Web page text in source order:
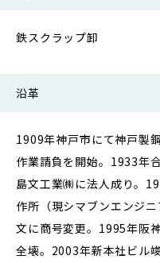
鉄スクラップ卸
沿革
1909年神戸市にて神戸製
作業請負を開始。1933年
島文工業㈱に法人成り。
作所（現シマブンエンジ
文に商号変更。1995年阪
全壊。2003年新本社ビル